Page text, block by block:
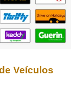
Veículos